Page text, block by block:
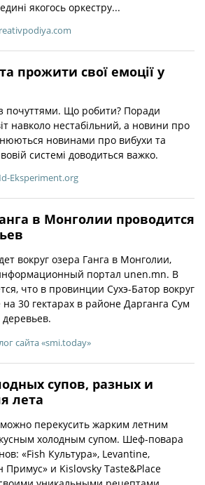
якогось оркестру...
прожити свої емоції у
почуттями. Що робити? Поради
навколо нестабільний, а новини про
новинами про вибухи та
системі доводиться важко.
Eksperiment.org
в Монголии проводится
вокруг озера Ганга в Монголии,
портал unen.mn. В
что в провинции Сухэ-Батор вокруг
на 30 гектарах в районе Дарганга Сум
сайта «smi.today»
супов, разных и
лета
перекусить жарким летним
холодным супом. Шеф-повара
«Fish Культура», Levantine,
Примус» и Kislovsky Taste&Place